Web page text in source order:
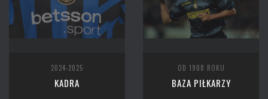
2024-2025
KADRA
OD 1908 ROKU
BAZA PIŁKARZY